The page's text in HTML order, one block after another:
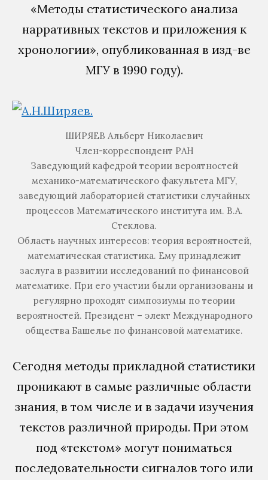
«Методы статистического анализа
нарративных текстов и приложения к
хронологии», опубликованная в изд-ве
МГУ в 1990 году).
ШИРЯЕВ Альберт Николаевич
Член-корреспондент РАН
Заведующий кафедрой теории вероятностей
механико-математического факультета МГУ,
заведующий лабораторией статистики случайных
процессов Математического института им. В.А.
Стеклова.
Область научных интересов: теория вероятностей,
математическая статистика. Ему принадлежит
заслуга в развитии исследований по финансовой
математике. При его участии были организованы и
регулярно проходят симпозиумы по теории
вероятностей. Президент – элект Международного
общества Башелье по финансовой математике.
Сегодня методы прикладной статистики
проникают в самые различные области
знания, в том числе и в задачи изучения
текстов различной природы. При этом
под «текстом» могут пониматься
последовательности сигналов того или